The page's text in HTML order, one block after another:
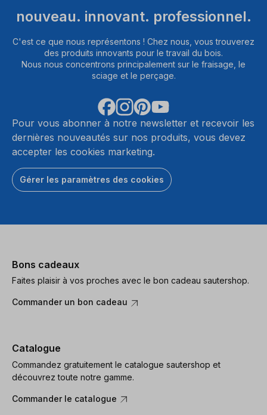
nouveau. innovant. professionnel.
C'est ce que nous représentons ! Chez nous, vous trouverez
des produits innovants pour le travail du bois.
Nous nous concentrons principalement sur le fraisage, le
sciage et le perçage.
Pour vous abonner à notre newsletter et recevoir les
dernières nouveautés sur nos produits, vous devez
accepter les cookies marketing.
Gérer les paramètres des cookies
Bons cadeaux
Faites plaisir à vos proches avec le bon cadeau sautershop.
Commander un bon cadeau
Catalogue
Commandez gratuitement le catalogue sautershop et
découvrez toute notre gamme.
Commander le catalogue